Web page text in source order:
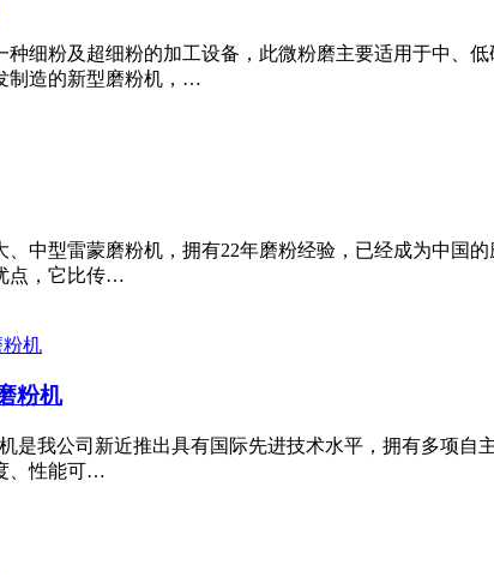
种细粉及超细粉的加工设备，此微粉磨主要适用于中、
制造的新型磨粉机，…
、中型雷蒙磨粉机，拥有22年磨粉经验，已经成为中国
点，它比传…
粉机
是我公司新近推出具有国际先进技术水平，拥有多项
、性能可…